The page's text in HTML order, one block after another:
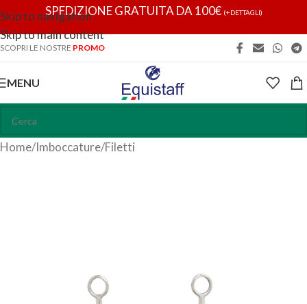
Skip to navigation
Skip to main content
SPEDIZIONE GRATUITA DA 100€ (+DETTAGLI)
SCOPRI LE NOSTRE PROMO
MENU
Home/Imboccature/Filetti